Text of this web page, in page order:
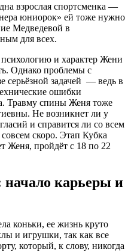
взрослая спортсменка —
юниорок» ей тоже нужно
Медведевой в
для всех.
и характер Жени
Однако проблемы с
серьёзной задачей — ведь в
ошибки
Травму спины Женя тоже
Не возникнет ли у
и справится ли со всем
скоро. Этап Кубка
Женя, пройдёт с 18 по 22
карьеры и
коньки, ее жизнь круто
и игрушки, так как все
который, к слову, никогда